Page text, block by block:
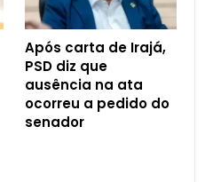
Após carta de Irajá,
PSD diz que
ausência na ata
ocorreu a pedido do
senador